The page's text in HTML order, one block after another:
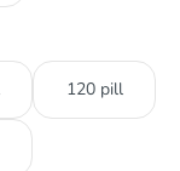
120 pill